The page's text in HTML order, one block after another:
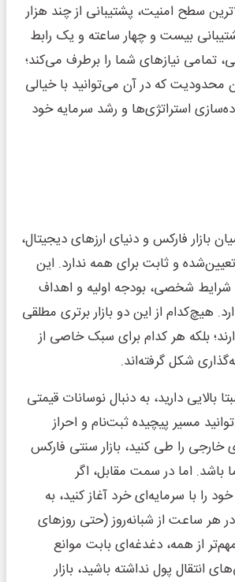
سطح امنیت، پشتیبانی از چند هزار
بیست و چهار ساعته و یک رابط
تمامی نیازهای شما را برطرف می‌کند؛
که در آن می‌توانید با خیالی
استراتژی‌ها و رشد سرمایه خود
بازار فارکس و دنیای ارزهای دیجیتال،
و ثابت برای همه ندارد. این
شرایط شخصی، بودجه اولیه و اهداف
هیچ‌کدام از این دو بازار برتری مطلقی
بلکه هر کدام برای سبک خاصی از
شکل گرفته‌اند.
بالایی دارید، به دنبال نوسانات قیمتی
مسیر پیچیده ثبت‌نام و احراز
خارجی را طی کنید، بازار سنتی فارکس
باشد. اما در سمت مقابل، اگر
را با سرمایه‌ای خرد آغاز کنید، به
در هر ساعت از شبانه‌روز (حتی روزهای
از همه، دغدغه‌ای بابت موانع
انتقال پول نداشته باشید، بازار